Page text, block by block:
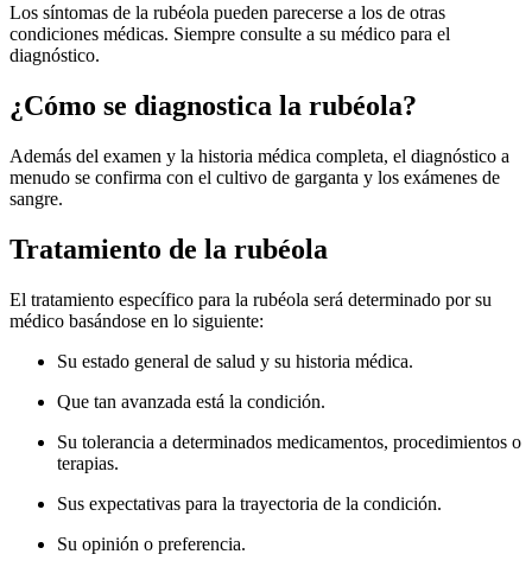
Los síntomas de la rubéola pueden parecerse a los de otras
condiciones médicas. Siempre consulte a su médico para el
diagnóstico.
¿Cómo se diagnostica la rubéola?
Además del examen y la historia médica completa, el diagnóstico a
menudo se confirma con el cultivo de garganta y los exámenes de
sangre.
Tratamiento de la rubéola
El tratamiento específico para la rubéola será determinado por su
médico basándose en lo siguiente:
Su estado general de salud y su historia médica.
Que tan avanzada está la condición.
Su tolerancia a determinados medicamentos, procedimientos o
terapias.
Sus expectativas para la trayectoria de la condición.
Su opinión o preferencia.